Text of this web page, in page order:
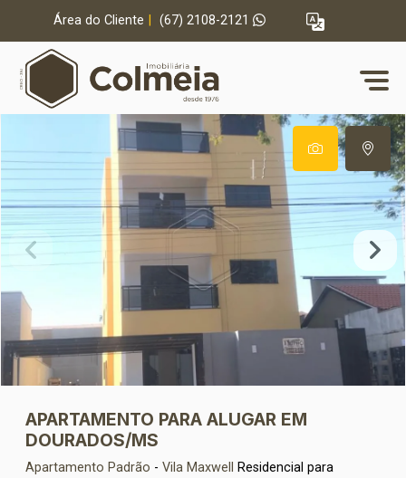
Área do Cliente (67) 2108-2121
APARTAMENTO PARA ALUGAR EM
DOURADOS/MS
Apartamento Padrão - Vila Maxwell
Residencial para